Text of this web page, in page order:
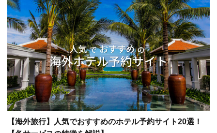
【海外旅行】人気でおすすめのホテル予約サイト20選！